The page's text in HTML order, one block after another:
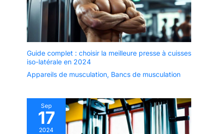
Guide complet : choisir la meilleure presse à cuisses
iso-latérale en 2024
Appareils de musculation, Bancs de musculation
Sep
17
2024